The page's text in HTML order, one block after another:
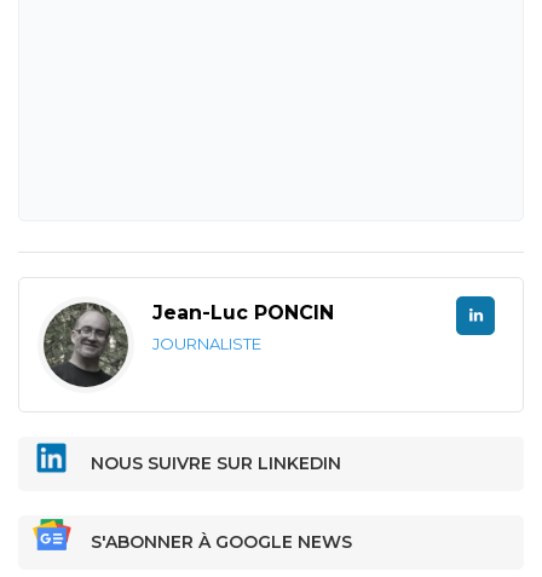
Jean-Luc PONCIN
JOURNALISTE
NOUS SUIVRE SUR LINKEDIN
S'ABONNER À GOOGLE NEWS